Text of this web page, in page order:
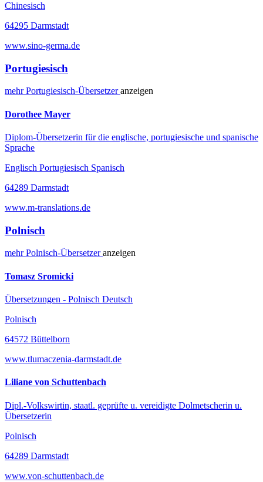
Chinesisch
64295 Darmstadt
www.sino-germa.de
Portugiesisch
mehrPortugiesisch-Übersetzeranzeigen
Dorothee Mayer
Diplom-Übersetzerin für die englische, portugiesische und spanische
Sprache
Englisch Portugiesisch Spanisch
64289 Darmstadt
www.m-translations.de
Polnisch
mehrPolnisch-Übersetzeranzeigen
Tomasz Sromicki
Übersetzungen - Polnisch Deutsch
Polnisch
64572 Büttelborn
www.tlumaczenia-darmstadt.de
Liliane von Schuttenbach
Dipl.-Volkswirtin, staatl. geprüfte u. vereidigte Dolmetscherin u.
Übersetzerin
Polnisch
64289 Darmstadt
www.von-schuttenbach.de